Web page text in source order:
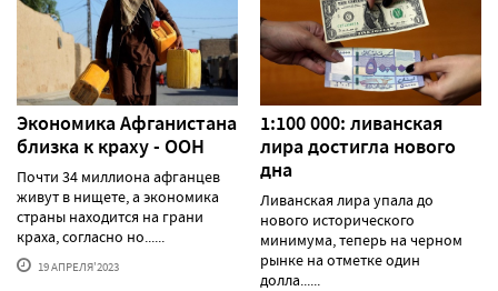
Экономика Афганистана
близка к краху - ООН
Почти 34 миллиона афганцев
живут в нищете, а экономика
страны находится на грани
краха, согласно но......
19 АПРЕЛЯ'2023
1:100 000: ливанская
лира достигла нового
дна
Ливанская лира упала до
нового исторического
минимума, теперь на черном
рынке на отметке один
долла......